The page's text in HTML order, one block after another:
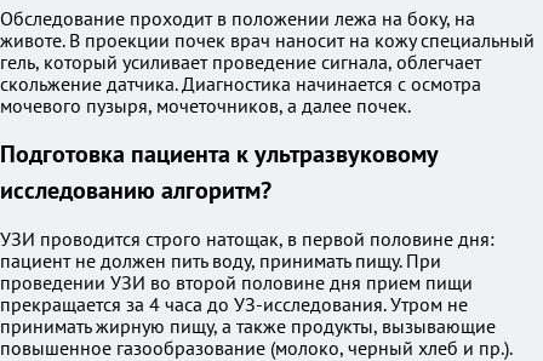
Обследование проходит в положении лежа на боку, на
животе. В проекции почек врач наносит на кожу специальный
гель, который усиливает проведение сигнала, облегчает
скольжение датчика. Диагностика начинается с осмотра
мочевого пузыря, мочеточников, а далее почек.
Подготовка пациента к ультразвуковому
исследованию алгоритм?
УЗИ проводится строго натощак, в первой половине дня:
пациент не должен пить воду, принимать пищу. При
проведении УЗИ во второй половине дня прием пищи
прекращается за 4 часа до УЗ-исследования. Утром не
принимать жирную пищу, а также продукты, вызывающие
повышенное газообразование (молоко, черный хлеб и пр.).